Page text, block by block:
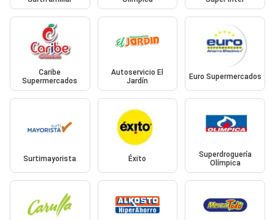
Caribe
Supermercados
Autoservicio El
Jardín
Euro Supermercados
Surtimayorista Éxito
Superdroguería
Olímpica